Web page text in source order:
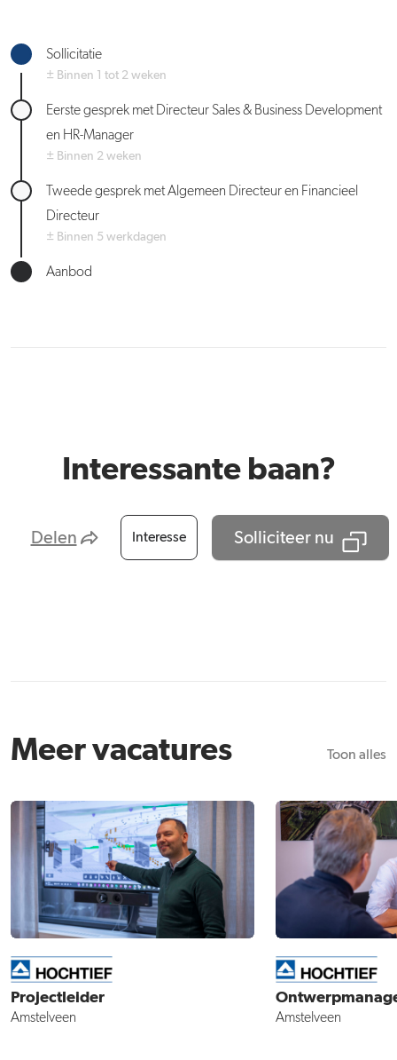
Sollicitatie
± Binnen 1 tot 2 weken
Eerste gesprek met Directeur Sales & Business Development
en HR-Manager
± Binnen 2 weken
Tweede gesprek met Algemeen Directeur en Financieel
Directeur
± Binnen 5 werkdagen
Aanbod
Interessante baan?
Delen Interesse Solliciteer nu
Meer vacatures Toon alles
Projectleider
Amstelveen Amstelveen